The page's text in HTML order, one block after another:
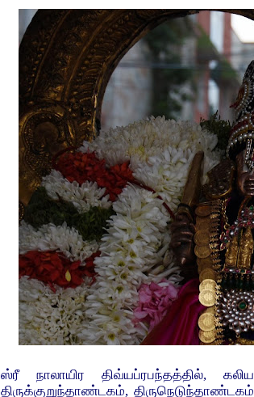
ஸ்ரீ நாலாயிர திவ்யப்ரபந்தத்தில்,
திருக்குறுந்தாண்டகம்,